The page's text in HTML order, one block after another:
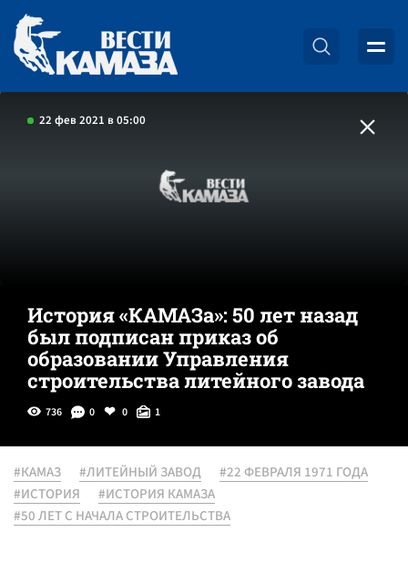
22 фев 2021 в 05:00
История «КАМАЗа»: 50 лет назад
был подписан приказ об
образовании Управления
строительства литейного завода
736 0 0 1
#КАМАЗ #ЛИТЕЙНЫЙ ЗАВОД
#22 ФЕВРАЛЯ 1971 ГОДА
#ИСТОРИЯ
#ИСТОРИЯ КАМАЗА
#50 ЛЕТ С НАЧАЛА СТРОИТЕЛЬСТВА